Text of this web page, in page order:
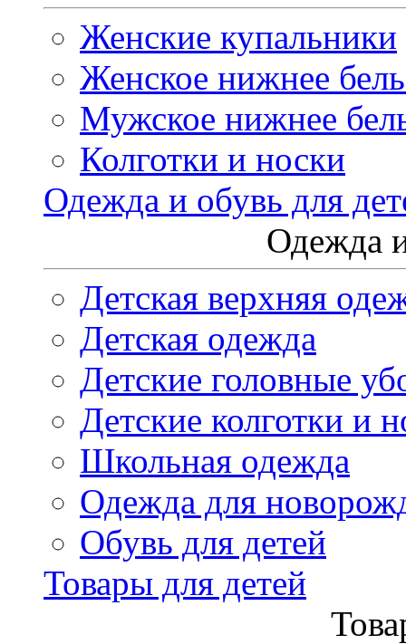
Женские купальники
Женское нижнее
Мужское нижнее
Колготки и носки
Одежда и обувь для
Одежда
Детская верхняя
Детская одежда
Детские головные
Детские колготки и
Школьная одежда
Одежда для
Обувь для детей
Товары для детей